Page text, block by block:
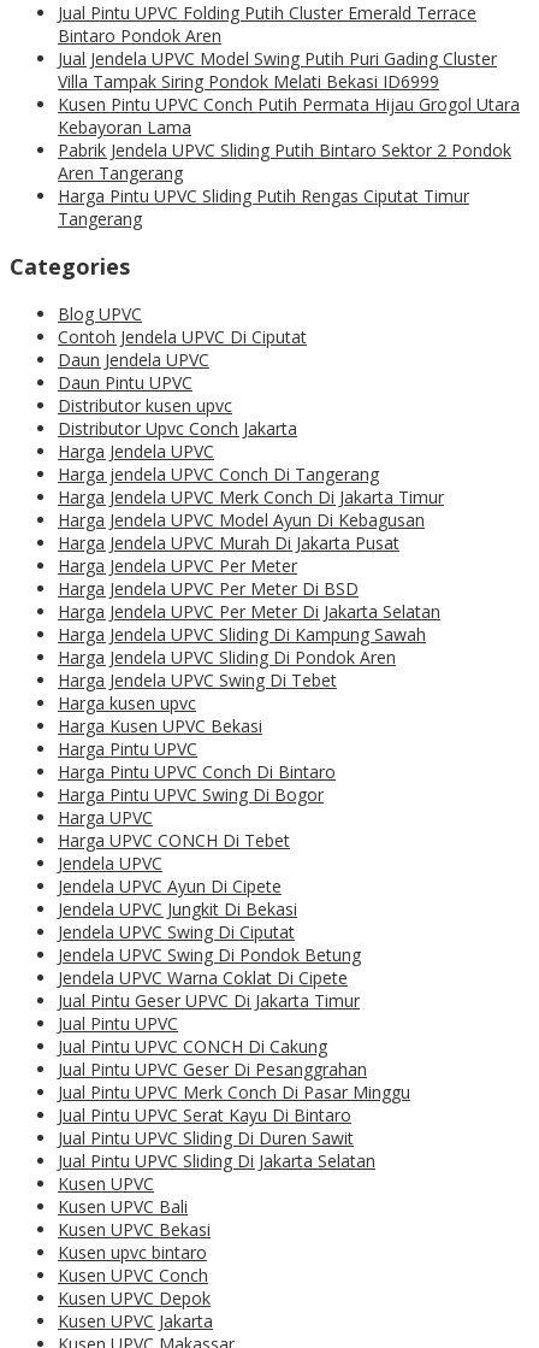
Jual Pintu UPVC Folding Putih Cluster Emerald Terrace
Bintaro Pondok Aren
Jual Jendela UPVC Model Swing Putih Puri Gading Cluster
Villa Tampak Siring Pondok Melati Bekasi ID6999
Kusen Pintu UPVC Conch Putih Permata Hijau Grogol Utara
Kebayoran Lama
Pabrik Jendela UPVC Sliding Putih Bintaro Sektor 2 Pondok
Aren Tangerang
Harga Pintu UPVC Sliding Putih Rengas Ciputat Timur
Tangerang
Categories
Blog UPVC
Contoh Jendela UPVC Di Ciputat
Daun Jendela UPVC
Daun Pintu UPVC
Distributor kusen upvc
Distributor Upvc Conch Jakarta
Harga Jendela UPVC
Harga jendela UPVC Conch Di Tangerang
Harga Jendela UPVC Merk Conch Di Jakarta Timur
Harga Jendela UPVC Model Ayun Di Kebagusan
Harga Jendela UPVC Murah Di Jakarta Pusat
Harga Jendela UPVC Per Meter
Harga Jendela UPVC Per Meter Di BSD
Harga Jendela UPVC Per Meter Di Jakarta Selatan
Harga Jendela UPVC Sliding Di Kampung Sawah
Harga Jendela UPVC Sliding Di Pondok Aren
Harga Jendela UPVC Swing Di Tebet
Harga kusen upvc
Harga Kusen UPVC Bekasi
Harga Pintu UPVC
Harga Pintu UPVC Conch Di Bintaro
Harga Pintu UPVC Swing Di Bogor
Harga UPVC
Harga UPVC CONCH Di Tebet
Jendela UPVC
Jendela UPVC Ayun Di Cipete
Jendela UPVC Jungkit Di Bekasi
Jendela UPVC Swing Di Ciputat
Jendela UPVC Swing Di Pondok Betung
Jendela UPVC Warna Coklat Di Cipete
Jual Pintu Geser UPVC Di Jakarta Timur
Jual Pintu UPVC
Jual Pintu UPVC CONCH Di Cakung
Jual Pintu UPVC Geser Di Pesanggrahan
Jual Pintu UPVC Merk Conch Di Pasar Minggu
Jual Pintu UPVC Serat Kayu Di Bintaro
Jual Pintu UPVC Sliding Di Duren Sawit
Jual Pintu UPVC Sliding Di Jakarta Selatan
Kusen UPVC
Kusen UPVC Bali
Kusen UPVC Bekasi
Kusen upvc bintaro
Kusen UPVC Conch
Kusen UPVC Depok
Kusen UPVC Jakarta